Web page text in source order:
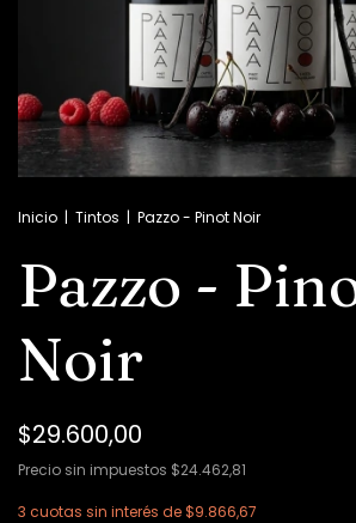
Inicio | Tintos | Pazzo - Pinot Noir
Pazzo -
Noir
$29.600,00
Precio sin impuestos $24.462,81
3 cuotas sin interés de$9.866,67